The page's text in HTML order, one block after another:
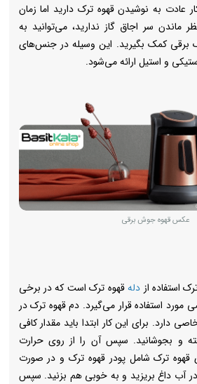
عادت به نوشیدن قهوه ترک دارید اما زمان
ماندن سر اجاق گاز ندارید، می‌توانید به
برقی کمک بگیرید. این وسیله در جنس‌های
و استیل ارائه می‌شود.
عکس قهوه جوش برقی
استفاده از دلهقهوه ترک است که در برخی
استفاده قرار می‌گیرد. دم قهوه ترک در
دارد. برای این کار ابتدا باید مقدار کافی
و بجوشانید. سپس آن را از روی حرارت
قهوه ترک شامل پودر قهوه ترک و در صورت
در آب داغ بریزید و به خوبی هم بزنید. سپس